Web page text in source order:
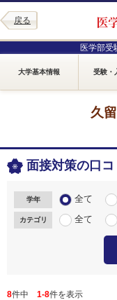
戻る
医学部受
大学基本情報 受験・
久
面接対策の口
学年 全て
カテゴリ 全て
8件中 1-8件を表示